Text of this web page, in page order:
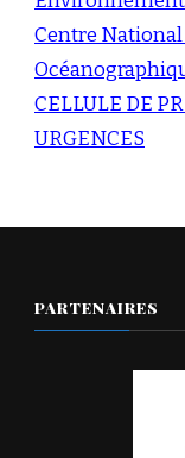
Centre
CELLULE DE
URGENCES
PARTENAIRES